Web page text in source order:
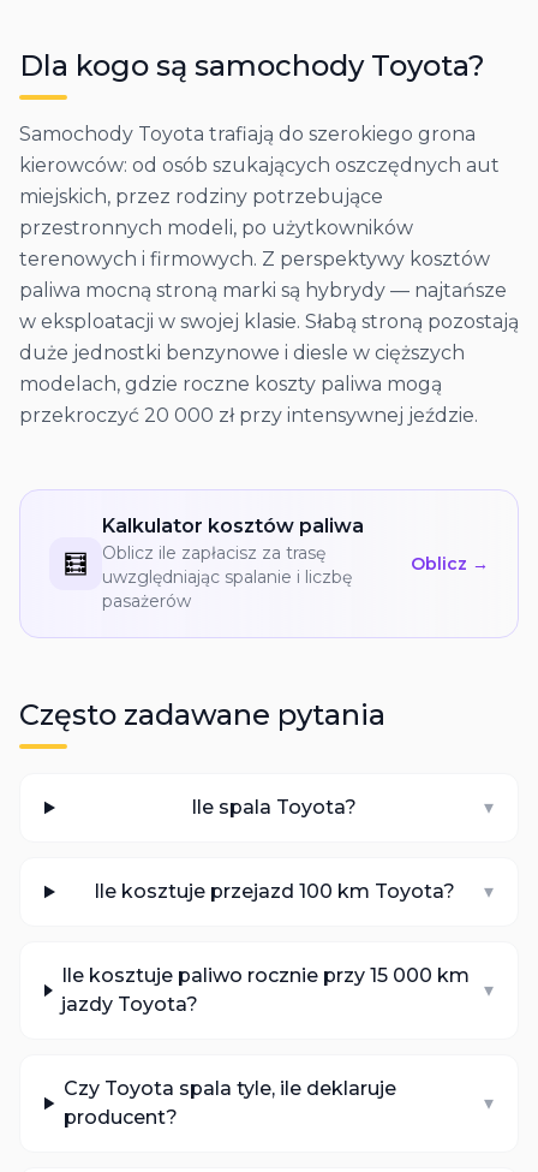
Dla kogo są samochody Toyota?
Samochody Toyota trafiają do szerokiego grona
kierowców: od osób szukających oszczędnych aut
miejskich, przez rodziny potrzebujące
przestronnych modeli, po użytkowników
terenowych i firmowych. Z perspektywy kosztów
paliwa mocną stroną marki są hybrydy — najtańsze
w eksploatacji w swojej klasie. Słabą stroną pozostają
duże jednostki benzynowe i diesle w cięższych
modelach, gdzie roczne koszty paliwa mogą
przekroczyć 20 000 zł przy intensywnej jeździe.
🧮
Kalkulator kosztów paliwa
Oblicz ile zapłacisz za trasę
uwzględniając spalanie i liczbę
pasażerów
Oblicz →
Często zadawane pytania
Ile spala Toyota? ▾
Ile kosztuje przejazd 100 km Toyota? ▾
Ile kosztuje paliwo rocznie przy 15 000 km
jazdy Toyota?
▾
Czy Toyota spala tyle, ile deklaruje
producent?
▾